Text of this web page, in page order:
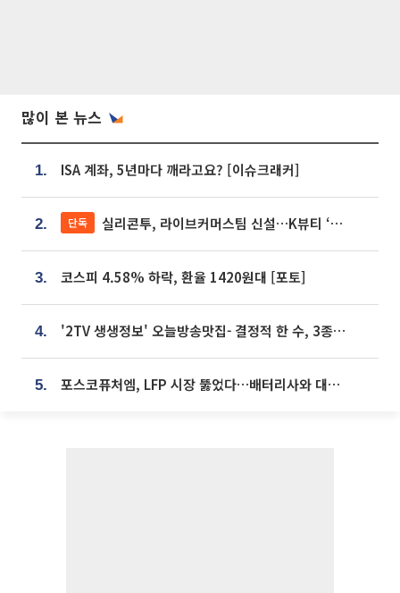
많이 본 뉴스
1. ISA 계좌, 5년마다 깨라고요? [이슈크래커]
2. 단독 실리콘투, 라이브커머스팀 신설…K뷰티 ‘글로벌 판매망’ 확대[K뷰티 라방戰]
3. 코스피 4.58% 하락, 환율 1420원대 [포토]
4. '2TV 생생정보' 오늘방송맛집- 결정적 한 수, 3종 메밀면! 메밀 소바 맛집 '의○○○○'
5. 포스코퓨처엠, LFP 시장 뚫었다…배터리사와 대규모 장기 공급 합의